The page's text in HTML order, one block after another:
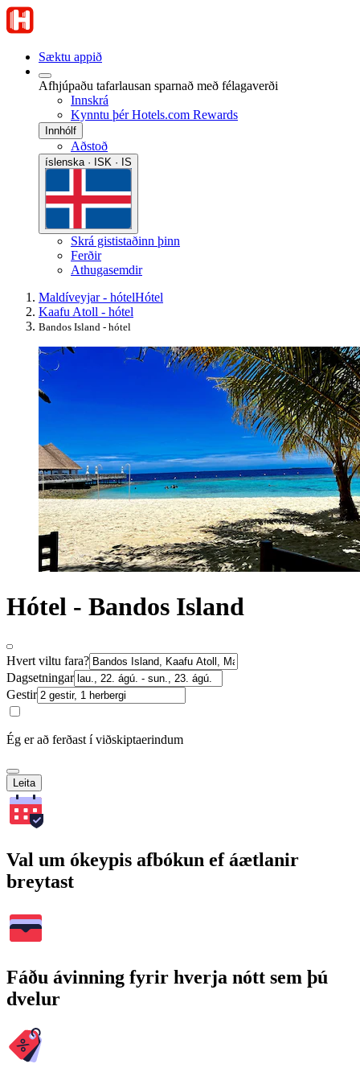
Sæktu appið
Afhjúpaðu tafarlausan sparnað með félagaverði
Innskrá
Kynntu þér Hotels.com Rewards
Innhólf
Aðstoð
íslenska · ISK · IS
Skrá gististaðinn þinn
Ferðir
Athugasemdir
Maldíveyjar - hótelHótel
Kaafu Atoll - hótel
Bandos Island - hótel
Hótel - Bandos Island
Hvert viltu fara?
Dagsetningar
Gestir
Ég er að ferðast í viðskiptaerindum
Leita
Val um ókeypis afbókun ef áætlanir
breytast
Fáðu ávinning fyrir hverja nótt sem þú
dvelur